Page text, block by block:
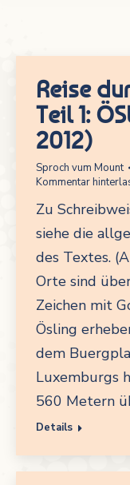
Reise
Teil 1:
2012)
Sproch vum Mount
Kommentar
Zu
siehe die
des Textes.
Orte sind
Zeichen mit
Ösling
dem
Luxemburgs
560 Metern
Details